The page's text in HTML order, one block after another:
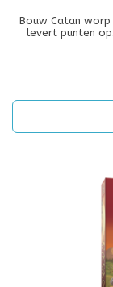
Bouw Catan
levert punten